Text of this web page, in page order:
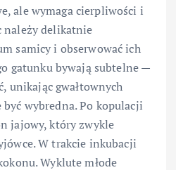
ale wymaga cierpliwości i
należy delikatnie
samicy i obserwować ich
gatunku bywają subtelne —
unikając gwałtownych
być wybredna. Po kopulacji
jajowy, który zwykle
W trakcie inkubacji
Wyklute młode